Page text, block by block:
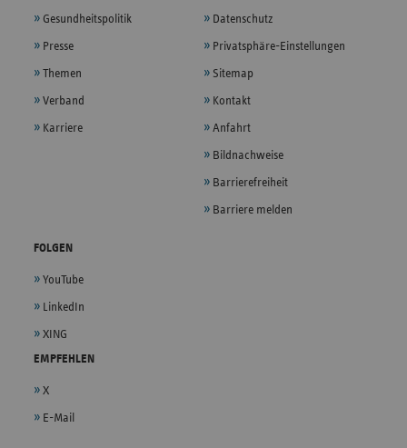
Gesundheitspolitik
Presse
Themen
Verband
Karriere
Datenschutz
Privatsphäre-Einstellungen
Sitemap
Kontakt
Anfahrt
Bildnachweise
Barrierefreiheit
Barriere melden
FOLGEN
YouTube
LinkedIn
XING
EMPFEHLEN
X
E-Mail